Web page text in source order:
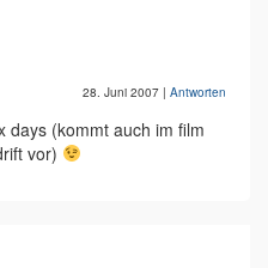
28. Juni 2007 | Antworten
days (kommt auch im film
vor)